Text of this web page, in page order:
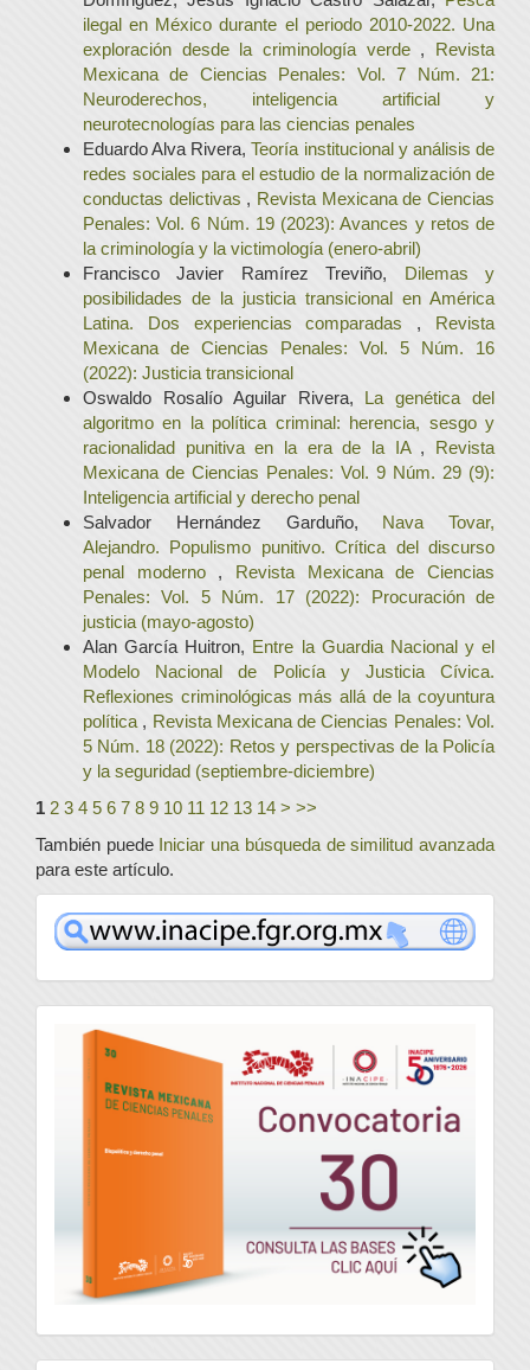
ilegal en México durante el periodo 2010-2022. Una
exploración desde la criminología verde , Revista
Mexicana de Ciencias Penales: Vol. 7 Núm. 21:
Neuroderechos, inteligencia artificial y
neurotecnologías para las ciencias penales
Eduardo Alva Rivera,Teoría institucional y análisis de
redes sociales para el estudio de la normalización de
conductas delictivas , Revista Mexicana de Ciencias
Penales: Vol. 6 Núm. 19 (2023): Avances y retos de
la criminología y la victimología (enero-abril)
Francisco Javier Ramírez Treviño, Dilemas y
posibilidades de la justicia transicional en América
Latina. Dos experiencias comparadas , Revista
Mexicana de Ciencias Penales: Vol. 5 Núm. 16
(2022): Justicia transicional
Oswaldo Rosalío Aguilar Rivera, La genética del
algoritmo en la política criminal: herencia, sesgo y
racionalidad punitiva en la era de la IA , Revista
Mexicana de Ciencias Penales: Vol. 9 Núm. 29 (9):
Inteligencia artificial y derecho penal
Salvador Hernández Garduño, Nava Tovar,
Alejandro. Populismo punitivo. Crítica del discurso
penal moderno , Revista Mexicana de Ciencias
Penales: Vol. 5 Núm. 17 (2022): Procuración de
justicia (mayo-agosto)
Alan García Huitron, Entre la Guardia Nacional y el
Modelo Nacional de Policía y Justicia Cívica.
Reflexiones criminológicas más allá de la coyuntura
política , Revista Mexicana de Ciencias Penales: Vol.
5 Núm. 18 (2022): Retos y perspectivas de la Policía
y la seguridad (septiembre-diciembre)
1 2 3 4 5 6 7 8 9 10 11 12 13 14 > >>
También puede Iniciar una búsqueda de similitud avanzada
para este artículo.
www
convocatoria